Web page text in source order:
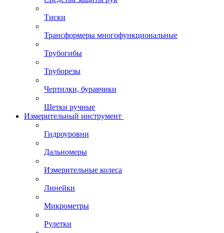
Тиски
Трансформеры многофункциональные
Трубогибы
Труборезы
Чертилки, буравчики
Щетки ручные
Измерительный инструмент
Гидроуровни
Дальномеры
Измерительные колеса
Линейки
Микрометры
Рулетки